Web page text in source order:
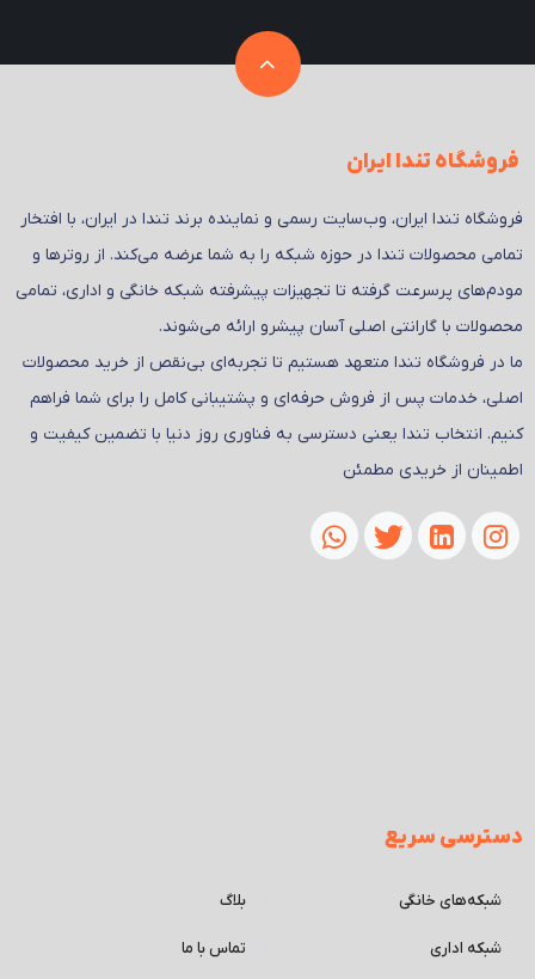
فروشگاه تندا ایران
فروشگاه تندا ایران، وب‌سایت رسمی و نماینده برند تندا در ایران، با افتخار
تمامی محصولات تندا در حوزه شبکه را به شما عرضه می‌کند. از روترها و
مودم‌های پرسرعت گرفته تا تجهیزات پیشرفته شبکه خانگی و اداری، تمامی
محصولات با گارانتی اصلی آسان پیشرو ارائه می‌شوند.
ما در فروشگاه تندا متعهد هستیم تا تجربه‌ای بی‌نقص از خرید محصولات
اصلی، خدمات پس از فروش حرفه‌ای و پشتیبانی کامل را برای شما فراهم
کنیم. انتخاب تندا یعنی دسترسی به فناوری روز دنیا با تضمین کیفیت و
اطمینان از خریدی مطمئن
دسترسی سریع
شبکه‌های خانگی
شبکه اداری
بلاگ
تماس با ما